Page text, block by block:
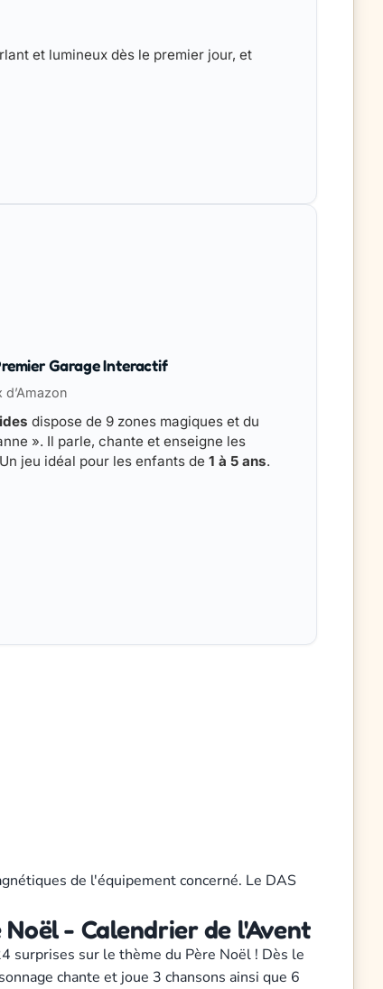
et lumineux dès le premier jour, et
Garage Interactif
dispose de 9 zones magiques et du
». Il parle, chante et enseigne les
jeu idéal pour les enfants de 1 à 5 ans.
de l'équipement concerné. Le DAS
- Calendrier de l'Avent
surprises sur le thème du Père Noël ! Dès le
chante et joue 3 chansons ainsi que 6